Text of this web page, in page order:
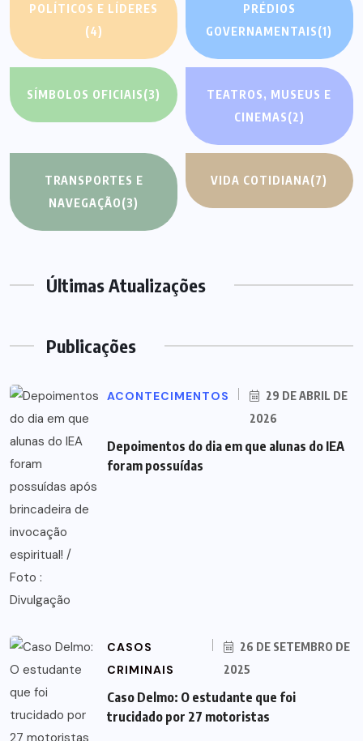
POLÍTICOS E LÍDERES
(4)
PRÉDIOS
GOVERNAMENTAIS(1)
SÍMBOLOS OFICIAIS(3)
TEATROS, MUSEUS E
CINEMAS(2)
TRANSPORTES E
NAVEGAÇÃO(3)
VIDA COTIDIANA(7)
Últimas Atualizações
Publicações
ACONTECIMENTOS
29 DE ABRIL DE
2026
Depoimentos do dia em que alunas do IEA
foram possuídas
CASOS
CRIMINAIS
26 DE SETEMBRO DE
2025
Caso Delmo: O estudante que foi
trucidado por 27 motoristas